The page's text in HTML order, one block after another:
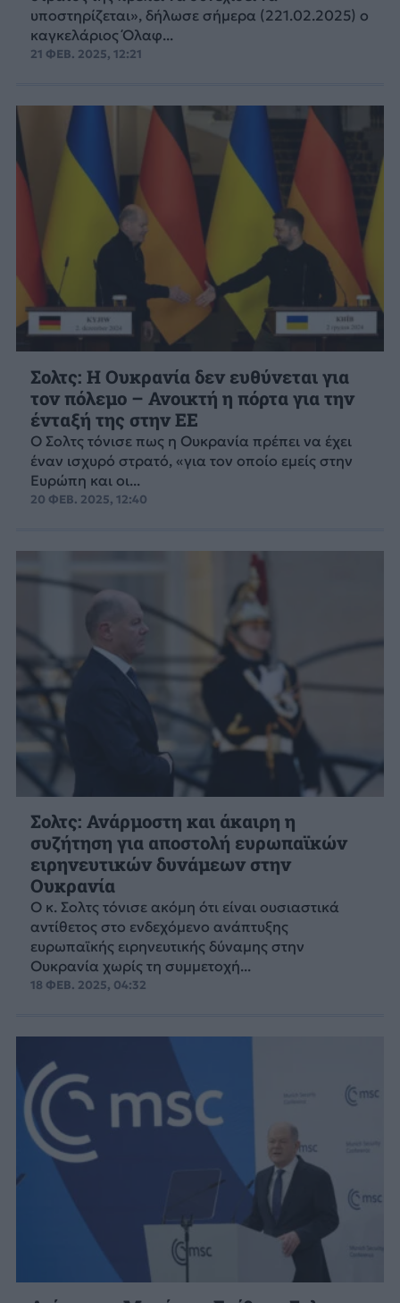
υποστηρίζεται», δήλωσε σήμερα (221.02.2025) ο
καγκελάριος Όλαφ...
21 ΦΕΒ. 2025, 12:21
Σολτς: H Ουκρανία δεν ευθύνεται για
τον πόλεμο – Ανοικτή η πόρτα για την
ένταξή της στην ΕΕ
Ο Σολτς τόνισε πως η Ουκρανία πρέπει να έχει
έναν ισχυρό στρατό, «για τον οποίο εμείς στην
Ευρώπη και οι...
20 ΦΕΒ. 2025, 12:40
Σολτς: Ανάρμοστη και άκαιρη η
συζήτηση για αποστολή ευρωπαϊκών
ειρηνευτικών δυνάμεων στην
Ουκρανία
Ο κ. Σολτς τόνισε ακόμη ότι είναι ουσιαστικά
αντίθετος στο ενδεχόμενο ανάπτυξης
ευρωπαϊκής ειρηνευτικής δύναμης στην
Ουκρανία χωρίς τη συμμετοχή...
18 ΦΕΒ. 2025, 04:32